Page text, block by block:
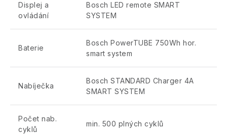
Displej a
ovládání
Bosch LED remote SMART
SYSTEM
Baterie
Bosch PowerTUBE 750Wh hor.
smart system
Nabíječka
Bosch STANDARD Charger 4A
SMART SYSTEM
Počet nab.
cyklů
min. 500 plných cyklů